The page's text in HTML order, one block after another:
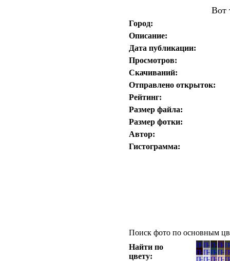
Вот
Город:
Описание:
Дата публикации:
Просмотров:
Скачиваний:
Отправлено открыток:
Рейтинг:
Размер файла:
Размер фотки:
Автор:
Гистограмма:
Поиск фото по основным
Найти по
цвету: